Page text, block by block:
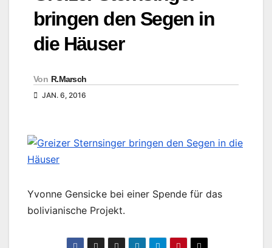
bringen den Segen in
die Häuser
Von R.Marsch
JAN. 6, 2016
Yvonne Gensicke bei einer Spende für das
bolivianische Projekt.